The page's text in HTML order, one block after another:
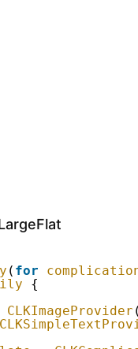
( for
{
CLKImageProvider (